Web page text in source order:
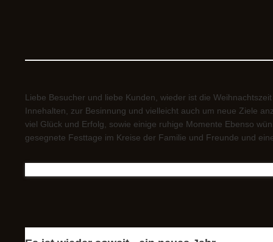
Liebe Besucher und liebe Kunden, wieder ist die
Innehalten, zur Besinnung und vielleicht auch um neue Ziele
viel Glück und Erfolg, sowie einige ruhige Momente Ebenso
gesegnete Festtage im Kreise der Familie und Freunde und